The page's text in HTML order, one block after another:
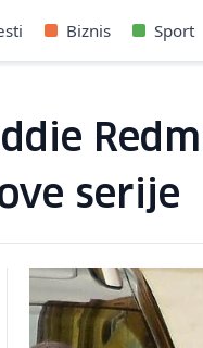
Biznis Sport
serije